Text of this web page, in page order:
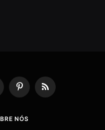
PinterestRSS
NÓS